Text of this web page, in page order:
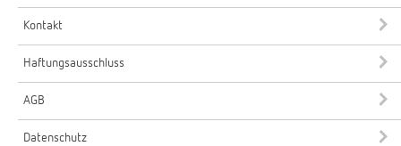
Kontakt
Haftungsausschluss
AGB
Datenschutz